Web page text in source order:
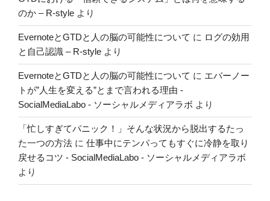
のか – R-style より
EvernoteとGTDと人の脳の可能性について に ログの効用
と自己認識 – R-style より
EvernoteとGTDと人の脳の可能性について に エバーノー
トが”人生を変える”とまで言われる理由 -
SocialMediaLabo - ソーシャルメディアラボ より
「忙しすぎてパニック！」そんな状況から脱出するたっ
た一つの方法 に 仕事中にテンパってもすぐに冷静を取り
戻せるコツ - SocialMediaLabo - ソーシャルメディアラボ
より